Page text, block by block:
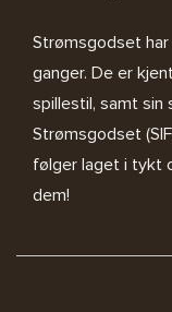
Strømsgodset
ganger. De er
spillestil, samt sin
Strømsgodset
følger laget i tykt
dem!